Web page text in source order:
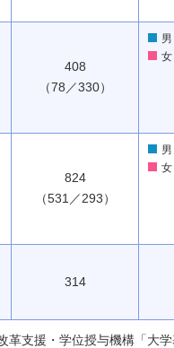
408
（78／330）
女
824
（531／293）
女
314
革支援・学位授与機構「大学